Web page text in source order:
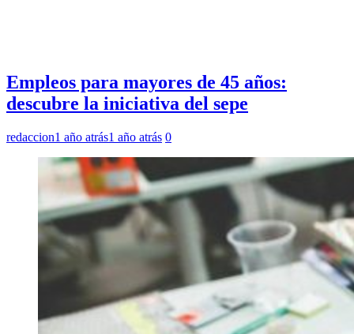
Empleos para mayores de 45 años:
descubre la iniciativa del sepe
redaccion1 año atrás1 año atrás 0